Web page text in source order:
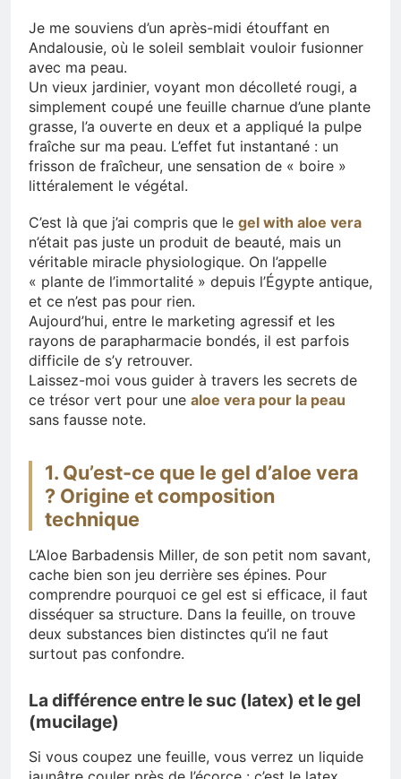
Je me souviens d’un après-midi étouffant en
Andalousie, où le soleil semblait vouloir fusionner
avec ma peau.
Un vieux jardinier, voyant mon décolleté rougi, a
simplement coupé une feuille charnue d’une plante
grasse, l’a ouverte en deux et a appliqué la pulpe
fraîche sur ma peau. L’effet fut instantané : un
frisson de fraîcheur, une sensation de « boire »
littéralement le végétal.
C’est là que j’ai compris que le gel with aloe vera
n’était pas juste un produit de beauté, mais un
véritable miracle physiologique. On l’appelle
« plante de l’immortalité » depuis l’Égypte antique,
et ce n’est pas pour rien.
Aujourd’hui, entre le marketing agressif et les
rayons de parapharmacie bondés, il est parfois
difficile de s’y retrouver.
Laissez-moi vous guider à travers les secrets de
ce trésor vert pour une aloe vera pour la peau
sans fausse note.
1. Qu’est-ce que le gel d’aloe vera
? Origine et composition
technique
L’Aloe Barbadensis Miller, de son petit nom savant,
cache bien son jeu derrière ses épines. Pour
comprendre pourquoi ce gel est si efficace, il faut
disséquer sa structure. Dans la feuille, on trouve
deux substances bien distinctes qu’il ne faut
surtout pas confondre.
La différence entre le suc (latex) et le gel
(mucilage)
Si vous coupez une feuille, vous verrez un liquide